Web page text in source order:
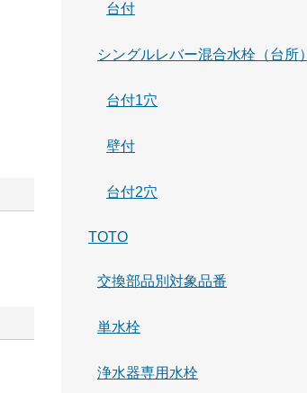
台付
シングルレバー混合水栓（台所）
台付1穴
壁付
台付2穴
TOTO
交換部品別対象品番
単水栓
浄水器専用水栓